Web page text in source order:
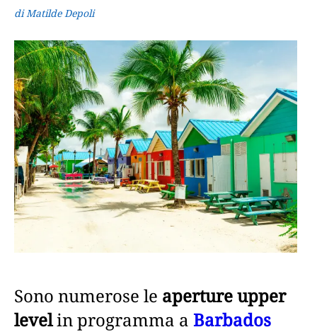
di Matilde Depoli
Sono numerose le aperture upper
levelin programma a Barbados